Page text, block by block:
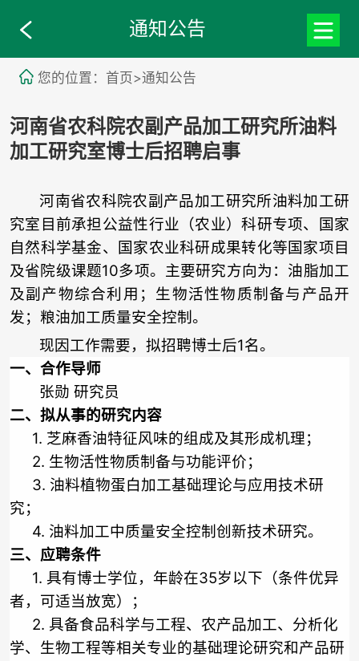
通知公告
您的位置：首页>通知公告
河南省农科院农副产品加工研究所油料
加工研究室博士后招聘启事
河南省农科院农副产品加工研究所油料加工研
究室目前承担公益性行业（农业）科研专项、国家
自然科学基金、国家农业科研成果转化等国家项目
及省院级课题10多项。主要研究方向为： 油脂加工
及副产物综合利用；生物活性物质制备与产品开
发；粮油加工质量安全控制。
现因工作需要，拟招聘博士后1名。
一、合作导师
张勋 研究员
二、拟从事的研究内容
1. 芝麻香油特征风味的组成及其形成机理；
2. 生物活性物质制备与功能评价；
3. 油料植物蛋白加工基础理论与应用技术研
究；
4. 油料加工中质量安全控制创新技术研究。
三、应聘条件
1. 具有博士学位，年龄在35岁以下（条件优异
者，可适当放宽）；
2. 具备食品科学与工程、农产品加工、分析化
学、生物工程等相关专业的基础理论研究和产品研